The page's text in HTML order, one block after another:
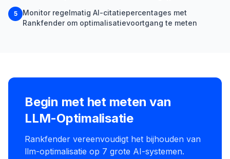
5
Monitor regelmatig AI-citatiepercentages met
Rankfender om optimalisatievoortgang te meten
Begin met het meten van
LLM-Optimalisatie
Rankfender vereenvoudigt het bijhouden van
llm-optimalisatie op 7 grote AI-systemen.